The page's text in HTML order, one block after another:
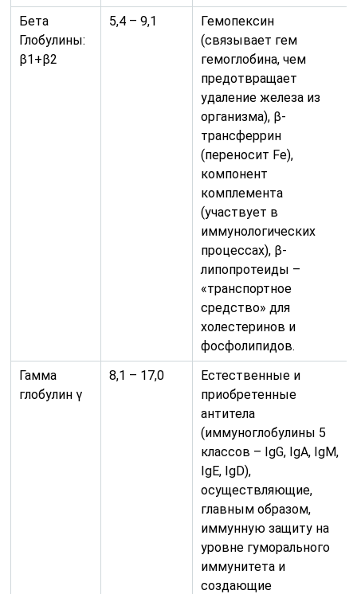
Бета
Глобулины:
β1+β2
5,4 – 9,1
Гемопексин
(связывает гем
гемоглобина, чем
предотвращает
удаление железа из
организма), β-
трансферрин
(переносит Fe),
компонент
комплемента
(участвует в
иммунологических
процессах), β-
липопротеиды –
«транспортное
средство» для
холестеринов и
фосфолипидов.
Гамма
глобулин γ
8,1 – 17,0
Естественные и
приобретенные
антитела
(иммуноглобулины 5
классов – IgG, IgA, IgM,
IgE, IgD),
осуществляющие,
главным образом,
иммунную защиту на
уровне гуморального
иммунитета и
создающие